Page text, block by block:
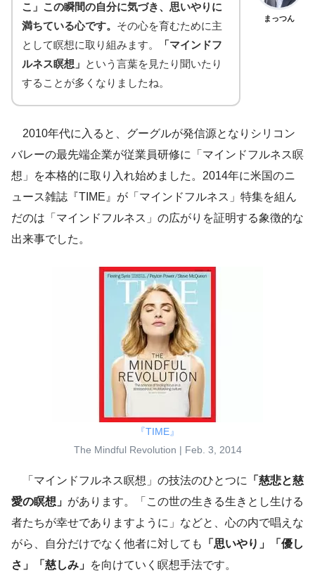
まっつん
こ」この瞬間の自分に気づき、思いやりに
満ちている心です。 その心を育むために主
として瞑想に取り組みます。
「マインドフ
ルネス瞑想」 という言葉を見たり聞いたり
することが多くなりましたね。
2010年代に入ると、グーグルが発信源となりシリコン
バレーの最先端企業が従業員研修に「マインドフルネス瞑
想」を本格的に取り入れ始めました。2014年に米国のニ
ュース雑誌『TIME』が「マインドフルネス」特集を組ん
だのは「マインドフルネス」の広がりを証明する象徴的な
出来事でした。
『TIME』
The Mindful Revolution | Feb. 3, 2014
「マインドフルネス瞑想」の技法のひとつに
「慈悲と慈
愛の瞑想」 があります。「この世の生きる生きとし生ける
者たちが幸せでありますように」などと、心の内で唱えな
がら、自分だけでなく他者に対しても
「思いやり」「優し
さ」「慈しみ」 を向けていく瞑想手法です。